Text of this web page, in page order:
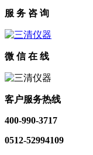
服 务 咨 询
微 信 在 线
客户服务热线
400-990-3717
0512-52994109